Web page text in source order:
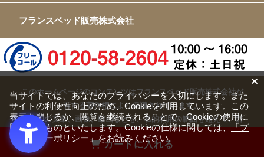
カートに入れる
フランスベッド販売株式会社
このホームページのコンテンツはフランスベッド販売株式会社が
有する著作権により保護されています。
すべての文章、画像、動画などを、私的利用の範囲を超えて、許
可なく複製、改変、転載することは禁じられています。
Copyright(c) FRANCEBED Sales Co., ltd. All Rights Reserved.
当サイトでは、あなたのプライバシーを大切にします。また
サイトの利便性向上のため、Cookieを利用しています。この
表示を閉じるか、閲覧を継続されることで、Cookieの使用に
同意するものといたします。Cookieの仕様に関しては、「プ
ライバシーポリシー」をお読みください。